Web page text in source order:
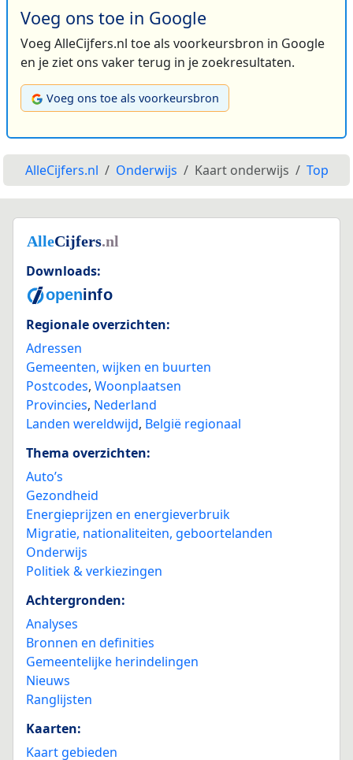
Voeg ons toe in Google
Voeg AlleCijfers.nl toe als voorkeursbron in Google
en je ziet ons vaker terug in je zoekresultaten.
Voeg ons toe als voorkeursbron
AlleCijfers.nl Onderwijs Kaart onderwijs Top
Downloads:
Regionale overzichten:
Adressen
Gemeenten, wijken en buurten
Postcodes, Woonplaatsen
Provincies, Nederland
Landen wereldwijd, België regionaal
Thema overzichten:
Auto’s
Gezondheid
Energieprijzen en energieverbruik
Migratie, nationaliteiten, geboortelanden
Onderwijs
Politiek & verkiezingen
Achtergronden:
Analyses
Bronnen en definities
Gemeentelijke herindelingen
Nieuws
Ranglijsten
Kaarten:
Kaart gebieden